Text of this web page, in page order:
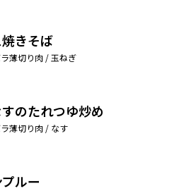
きそば
薄切り肉 / 玉ねぎ
のたれつゆ炒め
薄切り肉 / なす
ルー